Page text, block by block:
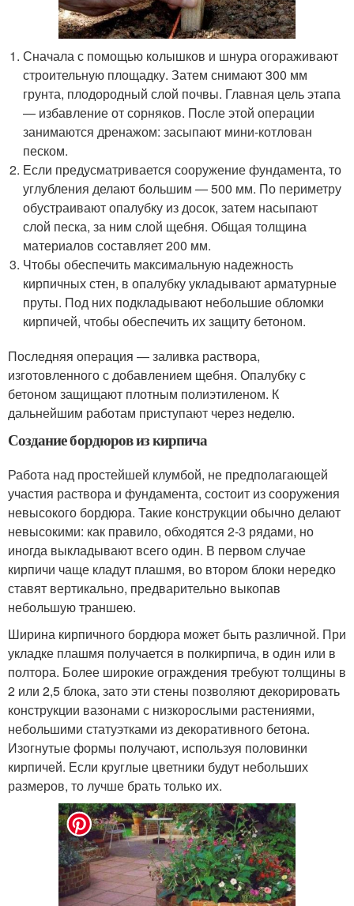
Сначала с помощью колышков и шнура огораживают
строительную площадку. Затем снимают 300 мм
грунта, плодородный слой почвы. Главная цель этапа
— избавление от сорняков. После этой операции
занимаются дренажом: засыпают мини-котлован
песком.
Если предусматривается сооружение фундамента, то
углубления делают большим — 500 мм. По периметру
обустраивают опалубку из досок, затем насыпают
слой песка, за ним слой щебня. Общая толщина
материалов составляет 200 мм.
Чтобы обеспечить максимальную надежность
кирпичных стен, в опалубку укладывают арматурные
пруты. Под них подкладывают небольшие обломки
кирпичей, чтобы обеспечить их защиту бетоном.
Последняя операция — заливка раствора,
изготовленного с добавлением щебня. Опалубку с
бетоном защищают плотным полиэтиленом. К
дальнейшим работам приступают через неделю.
Создание бордюров из кирпича
Работа над простейшей клумбой, не предполагающей
участия раствора и фундамента, состоит из сооружения
невысокого бордюра. Такие конструкции обычно делают
невысокими: как правило, обходятся 2-3 рядами, но
иногда выкладывают всего один. В первом случае
кирпичи чаще кладут плашмя, во втором блоки нередко
ставят вертикально, предварительно выкопав
небольшую траншею.
Ширина кирпичного бордюра может быть различной. При
укладке плашмя получается в полкирпича, в один или в
полтора. Более широкие ограждения требуют толщины в
2 или 2,5 блока, зато эти стены позволяют декорировать
конструкции вазонами с низкорослыми растениями,
небольшими статуэтками из декоративного бетона.
Изогнутые формы получают, используя половинки
кирпичей. Если круглые цветники будут небольших
размеров, то лучше брать только их.